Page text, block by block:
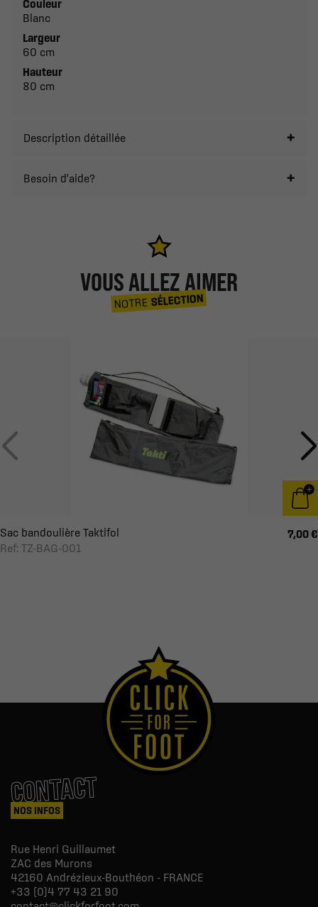
Couleur
Blanc
Largeur
60 cm
Hauteur
80 cm
Description détaillée
Besoin d'aide?
VOUS ALLEZ AIMER
NOTRESÉLECTION
Sac bandoulière Taktifol
Ref: TZ-BAG-001
7,00 €
CONTACT
NOS INFOS
Rue Henri Guillaumet
ZAC des Murons
42160 Andrézieux-Bouthéon - FRANCE
+33 (0)4 77 43 21 90